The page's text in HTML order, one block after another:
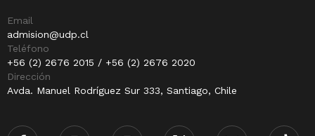
Email
admision@udp.cl
Teléfono
+56 (2) 2676 2015 / +56 (2) 2676 2020
Dirección
Avda. Manuel Rodríguez Sur 333, Santiago, Chile